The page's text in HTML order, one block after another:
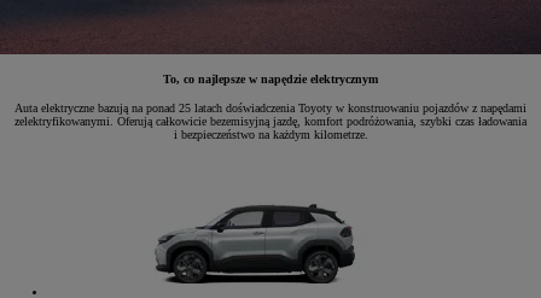
To, co najlepsze w napędzie elektrycznym
Auta elektryczne bazują na ponad 25 latach doświadczenia Toyoty w konstruowaniu pojazdów z napędami
zelektryfikowanymi. Oferują całkowicie bezemisyjną jazdę, komfort podróżowania, szybki czas ładowania
i bezpieczeństwo na każdym kilometrze.